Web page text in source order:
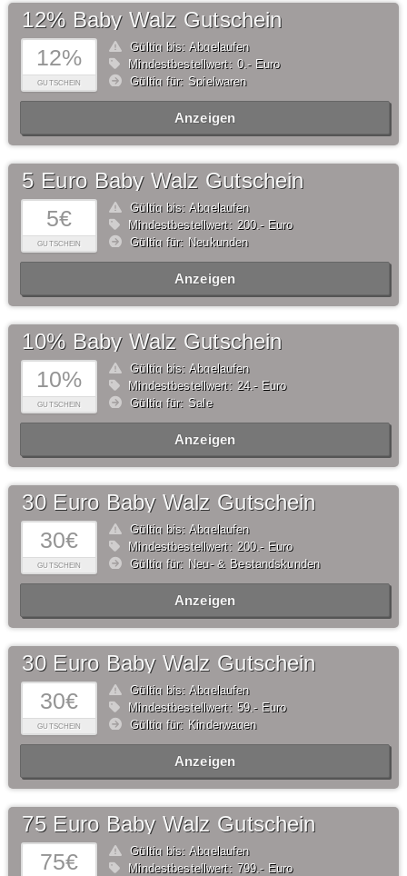
12%
GUTSCHEIN
12% Baby Walz Gutschein
Gültig bis: Abgelaufen
Mindestbestellwert: 0,- Euro
Gültig für: Spielwaren
Anzeigen
5€
GUTSCHEIN
5 Euro Baby Walz Gutschein
Gültig bis: Abgelaufen
Mindestbestellwert: 200,- Euro
Gültig für: Neukunden
Anzeigen
10%
GUTSCHEIN
10% Baby Walz Gutschein
Gültig bis: Abgelaufen
Mindestbestellwert: 24,- Euro
Gültig für: Sale
Anzeigen
30€
GUTSCHEIN
30 Euro Baby Walz Gutschein
Gültig bis: Abgelaufen
Mindestbestellwert: 200,- Euro
Gültig für: Neu- & Bestandskunden
Anzeigen
30€
GUTSCHEIN
30 Euro Baby Walz Gutschein
Gültig bis: Abgelaufen
Mindestbestellwert: 59,- Euro
Gültig für: Kinderwagen
Anzeigen
75€
75 Euro Baby Walz Gutschein
Gültig bis: Abgelaufen
Mindestbestellwert: 799,- Euro